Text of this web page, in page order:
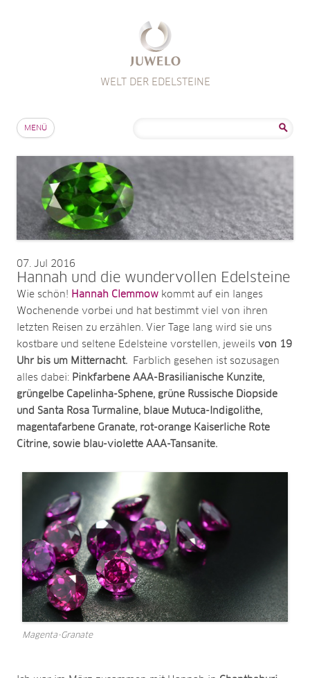
WELT DER EDELSTEINE
MENÜ
07 Jul 2016
Hannah und die wundervollen Edelsteine
Wie schön! Hannah Clemmow kommt auf ein langes
Wochenende vorbei und hat bestimmt viel von ihren
letzten Reisen zu erzählen. Vier Tage lang wird sie uns
kostbare und seltene Edelsteine vorstellen, jeweils von 19
Uhr bis um Mitternacht. Farblich gesehen ist sozusagen
alles dabei: Pinkfarbene AAA-Brasilianische Kunzite,
grüngelbe Capelinha-Sphene, grüne Russische Diopside
und Santa Rosa Turmaline, blaue Mutuca-Indigolithe,
magentafarbene Granate, rot-orange Kaiserliche Rote
Citrine, sowie blau-violette AAA-Tansanite.
Magenta-Granate